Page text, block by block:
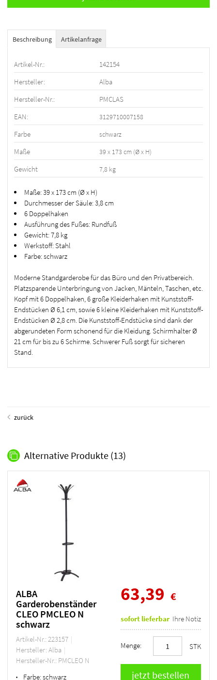
Beschreibung Artikelanfrage
Artikel-Nr.:
142154
Hersteller:
Alba
Hersteller-Nr.:
PMCLAS
EAN:
3129710007158
Farbe schwarz
Maße 39 x 173 cm (Ø x H)
Gewicht 7,8 kg
Maße: 39 x 173 cm (Ø x H)
Durchmesser der Säule: 3,8 cm
6 Doppelhaken
Ausführung des Fußes: Rundfuß
Gewicht: 7,8 kg
Werkstoff: Stahl
Farbe: schwarz
Moderne Standgarderobe für das Büro und den Privatbereich.
Platzsparende Unterbringung von Jacken, Mänteln, Taschen, etc.
Kopf mit 6 Doppelhaken, 6 große Kleiderhaken mit Kunststoff-
Endstücken Ø 6,1 cm, sowie 6 kleine Kleiderhaken mit Kunststoff-
Endstücken Ø 2,8 cm. Die Kunststoff-Endstücke sind dank der
abgerundeten Form schonend für die Kleidung. Schirmhalter Ø
21 cm für bis zu 6 Schirme. Schwerer Fuß sorgt für sicheren
Stand.
zurück
Alternative Produkte (13)
ALBA
Garderobenständer
CLEO PMCLEO N
schwarz
Artikel-Nr.: 223157
Hersteller: Alba
Hersteller-Nr.: PMCLEO N
• Farbe:schwarz
63,39 €
sofort lieferbar Ihre Notiz
Menge: STK